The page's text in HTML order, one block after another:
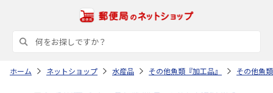
ホーム ネットショップ 水産品 その他魚類『加工品』 その他魚類